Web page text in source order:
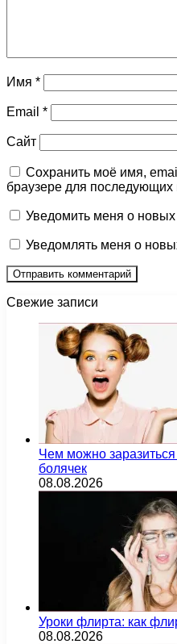
Имя *
Email *
Сайт
Сохранить моё имя,
браузере для
Уведомить меня о
Уведомлять меня о
Свежие записи
Чем можно
болячек
08.08.2026
Уроки флирта: как
08.08.2026